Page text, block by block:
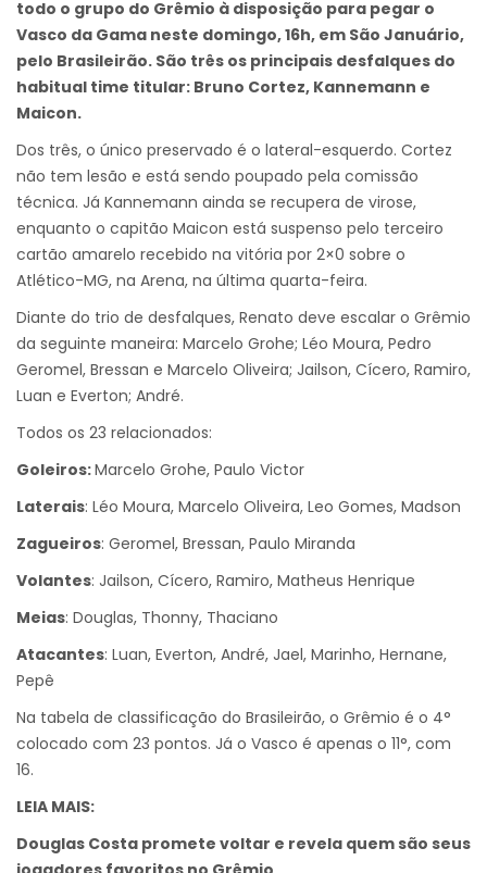
todo o grupo do Grêmio à disposição para pegar o
Vasco da Gama neste domingo, 16h, em São Januário,
pelo Brasileirão. São três os principais desfalques do
habitual time titular: Bruno Cortez, Kannemann e
Maicon.
Dos três, o único preservado é o lateral-esquerdo. Cortez
não tem lesão e está sendo poupado pela comissão
técnica. Já Kannemann ainda se recupera de virose,
enquanto o capitão Maicon está suspenso pelo terceiro
cartão amarelo recebido na vitória por 2×0 sobre o
Atlético-MG, na Arena, na última quarta-feira.
Diante do trio de desfalques, Renato deve escalar o Grêmio
da seguinte maneira: Marcelo Grohe; Léo Moura, Pedro
Geromel, Bressan e Marcelo Oliveira; Jailson, Cícero, Ramiro,
Luan e Everton; André.
Todos os 23 relacionados:
Goleiros:Marcelo Grohe, Paulo Victor
Laterais: Léo Moura, Marcelo Oliveira, Leo Gomes, Madson
Zagueiros: Geromel, Bressan, Paulo Miranda
Volantes: Jailson, Cícero, Ramiro, Matheus Henrique
Meias: Douglas, Thonny, Thaciano
Atacantes: Luan, Everton, André, Jael, Marinho, Hernane,
Pepê
Na tabela de classificação do Brasileirão, o Grêmio é o 4°
colocado com 23 pontos. Já o Vasco é apenas o 11°, com
16.
LEIA MAIS:
Douglas Costa promete voltar e revela quem são seus